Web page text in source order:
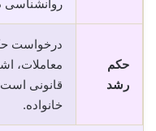
روانشناسی
حکم
رشد
درخواست
معاملات،
قانونی
خانواده.